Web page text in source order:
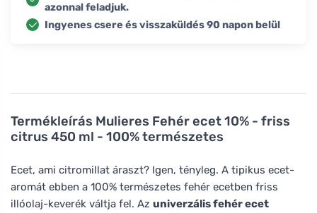
Termékleírás Mulieres Fehér ecet 10% - friss
citrus 450 ml - 100% természetes
Ecet, ami citromillat áraszt? Igen, tényleg. A tipikus ecet-
aromát ebben a 100% természetes fehér ecetben friss
illóolaj-keverék váltja fel. Az univerzális fehér ecet
azonnal feladjuk.
Ingyenes csere és visszaküldés 90 napon belül